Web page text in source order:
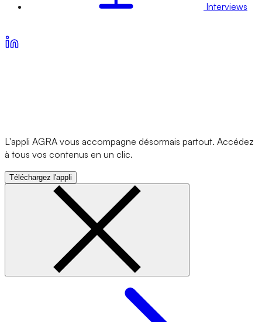
Interviews
L'appli AGRA vous accompagne désormais partout. Accédez
à tous vos contenus en un clic.
Téléchargez l'appli